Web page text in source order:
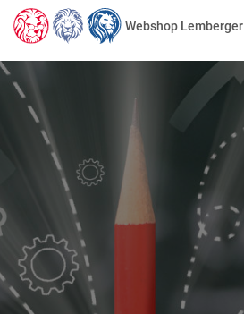
Webshop Lemberger